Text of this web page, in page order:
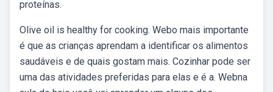
proteínas.
Olive oil is healthy for cooking. Webo mais importante
é que as crianças aprendam a identificar os alimentos
saudáveis e de quais gostam mais. Cozinhar pode ser
uma das atividades preferidas para elas e é a. Webna